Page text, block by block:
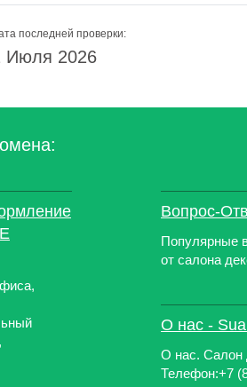
последней проверки:
Июля 2026
Вопрос-
Популярные
от салона
О нас -
О наc. Салон
Телефон:+7